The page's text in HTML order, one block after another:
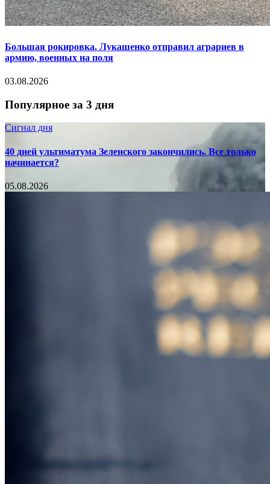
Большая рокировка. Лукашенко отправил аграриев в
армию, военных на поля
03.08.2026
Популярное за 3 дня
Сигнал дня
40 дней ультиматума Зеленского закончились. Все только
начинается?
05.08.2026